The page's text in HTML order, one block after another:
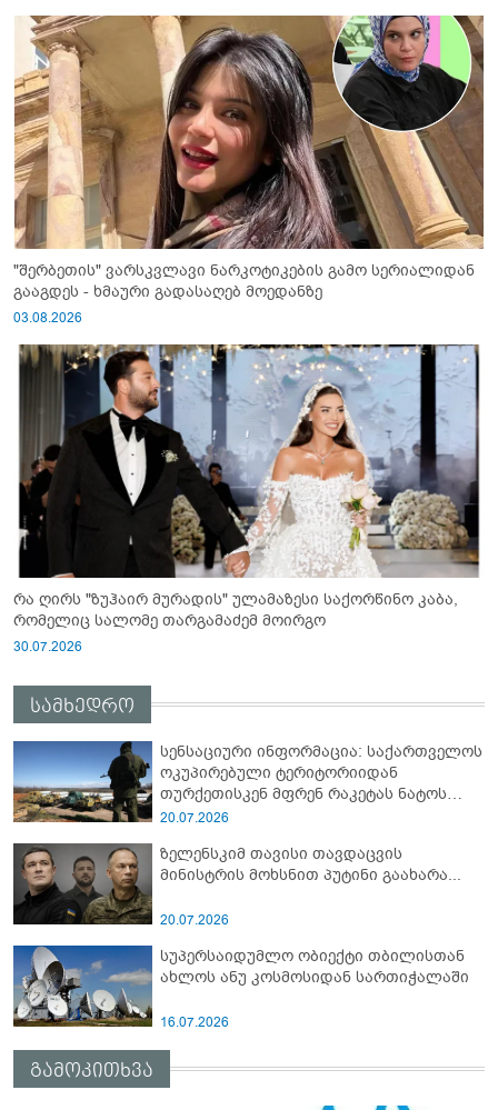
"შერბეთის" ვარსკვლავი ნარკოტიკების გამო სერიალიდან
გააგდეს - ხმაური გადასაღებ მოედანზე
03.08.2026
რა ღირს "ზუჰაირ მურადის" ულამაზესი საქორწინო კაბა,
რომელიც სალომე თარგამაძემ მოირგო
30.07.2026
სამხედრო
სენსაციური ინფორმაცია: საქართველოს
ოკუპირებული ტერიტორიიდან
თურქეთისკენ მფრენ რაკეტას ნატოს
სამიტი კინაღამ ჩაუშლია
20.07.2026
ზელენსკიმ თავისი თავდაცვის
მინისტრის მოხსნით პუტინი გაახარა...
20.07.2026
სუპერსაიდუმლო ობიექტი თბილისთან
ახლოს ანუ კოსმოსიდან სართიჭალაში
16.07.2026
გამოკითხვა